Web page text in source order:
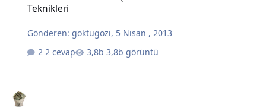
Teknikleri
Gönderen:goktugozi, 5 Nisan , 2013
2 cevap
3,8b görüntü